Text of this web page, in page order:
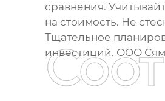
сравнения.
на стоимость. Не
Тщательное
инвестиций. ООО